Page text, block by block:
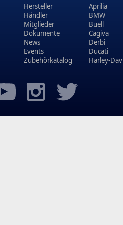
Hersteller
Händler
Mitglieder
Dokumente
News
Events
Zubehörkatalog
Aprilia
BMW
Buell
Cagiva
Derbi
Ducati
Harley-